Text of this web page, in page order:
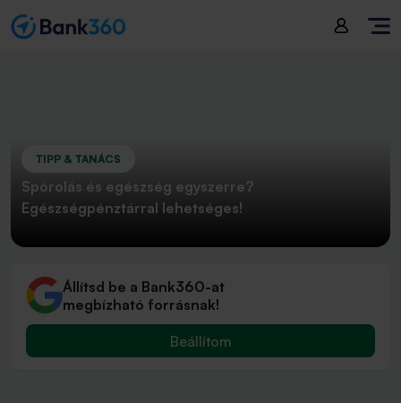
TIPP & TANÁCS
Spórolás és egészség egyszerre?
Egészségpénztárral lehetséges!
Állítsd be a Bank360-at
megbízható forrásnak!
Beállítom